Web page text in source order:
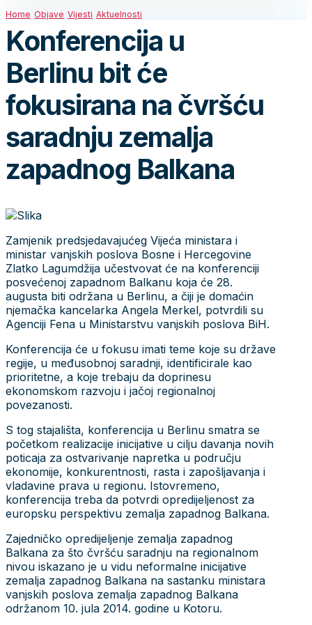
Home Objave Vijesti Aktuelnosti
Konferencija u
Berlinu bit će
fokusirana na čvršću
saradnju zemalja
zapadnog Balkana
Zamjenik predsjedavajućeg Vijeća ministara i
ministar vanjskih poslova Bosne i Hercegovine
Zlatko Lagumdžija učestvovat će na konferenciji
posvećenoj zapadnom Balkanu koja će 28.
augusta biti održana u Berlinu, a čiji je domaćin
njemačka kancelarka Angela Merkel, potvrdili su
Agenciji Fena u Ministarstvu vanjskih poslova BiH.
Konferencija će u fokusu imati teme koje su države
regije, u međusobnoj saradnji, identificirale kao
prioritetne, a koje trebaju da doprinesu
ekonomskom razvoju i jačoj regionalnoj
povezanosti.
S tog stajališta, konferencija u Berlinu smatra se
početkom realizacije inicijative u cilju davanja novih
poticaja za ostvarivanje napretka u području
ekonomije, konkurentnosti, rasta i zapošljavanja i
vladavine prava u regionu. Istovremeno,
konferencija treba da potvrdi opredijeljenost za
europsku perspektivu zemalja zapadnog Balkana.
Zajedničko opredijeljenje zemalja zapadnog
Balkana za što čvršću saradnju na regionalnom
nivou iskazano je u vidu neformalne inicijative
zemalja zapadnog Balkana na sastanku ministara
vanjskih poslova zemalja zapadnog Balkana
održanom 10. jula 2014. godine u Kotoru.